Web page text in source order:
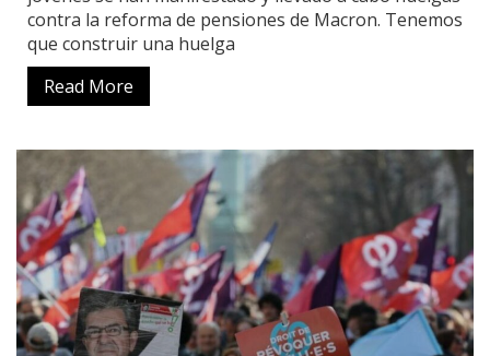
contra la reforma de pensiones de Macron. Tenemos
que construir una huelga
Read More